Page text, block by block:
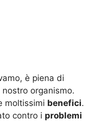
è piena di
organismo.
moltissimi benefici.
contro i problemi